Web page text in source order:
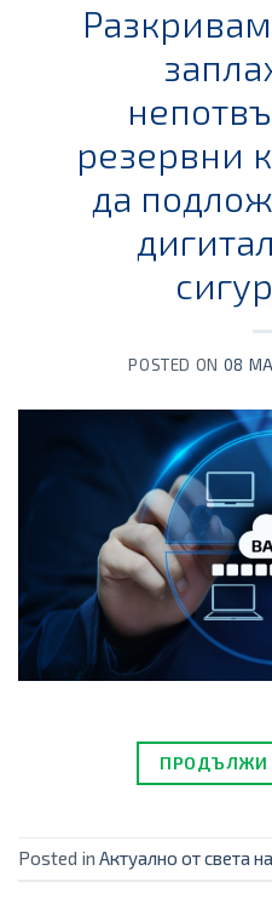
резервни
да
POSTED ON 08
ПРОДЪЛЖИ
Posted in Актуално от света